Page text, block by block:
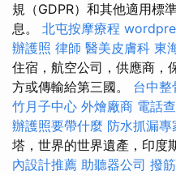
規（GDPR）和其他適用標
息。 北屯按摩療程
辦護照 律師 醫美皮膚科 東
住宿，航空公司，供應商，
方或傳輸給第三國。 台中整
竹月子中心 外燴廠商 電話
辦護照要帶什麼 防水抓漏專
塔，世界的世界遺產，印度
內設計推薦 助聽器公司 撥